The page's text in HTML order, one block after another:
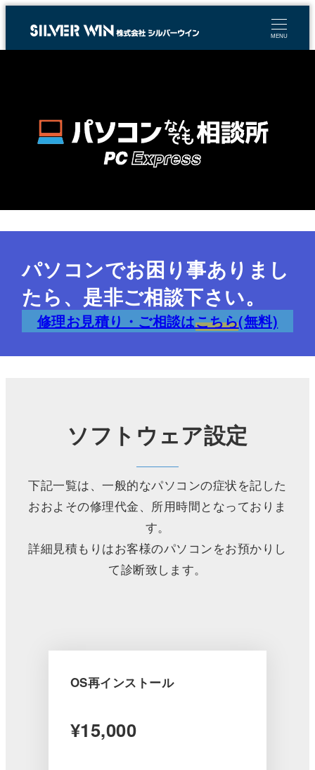
MENU
パソコンでお困り事ありまし
たら、是非ご相談下さい。
修理お見積り・ご相談はこちら(無料)
ソフトウェア設定
下記一覧は、一般的なパソコンの症状を記した
おおよその修理代金、所用時間となっておりま
す。
詳細見積もりはお客様のパソコンをお預かりし
て診断致します。
OS再インストール
¥15,000